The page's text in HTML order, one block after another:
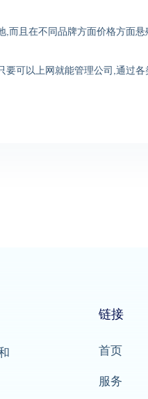
而且在不同品牌方面价格方面
可以上网就能管理公司,通过
链接
首页
服务